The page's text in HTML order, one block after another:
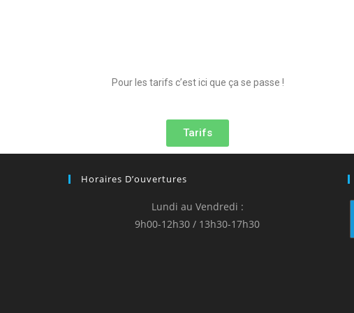
Pour les tarifs c’est ici que ça se passe !
Tarifs
Horaires D’ouvertures
Lundi au Vendredi :
9h00-12h30 / 13h30-17h30